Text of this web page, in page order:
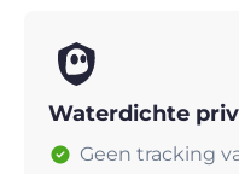
Waterdichte
Geen tracking